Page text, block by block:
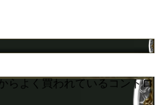
らよく買われているコントロ